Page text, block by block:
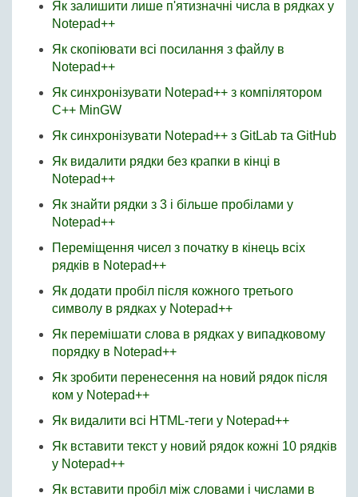
Як залишити лише п'ятизначні числа в рядках у
Notepad++
Як скопіювати всі посилання з файлу в
Notepad++
Як синхронізувати Notepad++ з компілятором
C++ MinGW
Як синхронізувати Notepad++ з GitLab та GitHub
Як видалити рядки без крапки в кінці в
Notepad++
Як знайти рядки з 3 і більше пробілами у
Notepad++
Переміщення чисел з початку в кінець всіх
рядків в Notepad++
Як додати пробіл після кожного третього
символу в рядках у Notepad++
Як перемішати слова в рядках у випадковому
порядку в Notepad++
Як зробити перенесення на новий рядок після
ком у Notepad++
Як видалити всі HTML-теги у Notepad++
Як вставити текст у новий рядок кожні 10 рядків
у Notepad++
Як вставити пробіл між словами і числами в